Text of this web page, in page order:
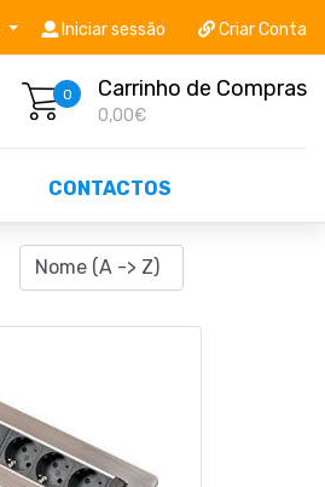
Não perca já as centenas de
Iniciar sessão Criar Conta
0 Carrinho de Compras
0,00€
CONTACTOS